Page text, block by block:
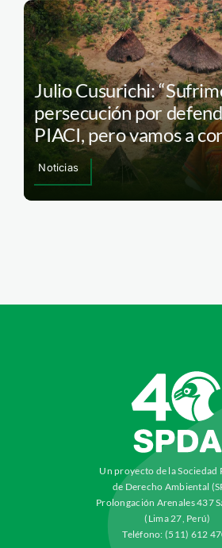
Julio Cusurichi:
persecución por
PIACI, pero vamos a
Noticias
Un proyecto de la Sociedad
de Derecho Ambiental
Prolongación Arenales 437
(Lima 27, Perú)
Teléfono: (511) 612